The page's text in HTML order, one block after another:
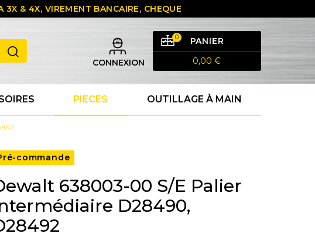
3X & 4X, VIREMENT BANCAIRE, CHEQUE
CONNEXION
PANIER
0
0,00 €
PIECES OUTILLAGE À MAIN
commande
638003-00 S/E Palier
D28490,